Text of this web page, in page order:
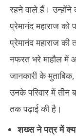
रहने वाले हैं। उन्होंने
प्रेमानंद महाराज
प्रेमानंद महाराज की
नफरत भरे माहौल में
जानकारी के
उनके परिवार में तीन
तक पढ़ाई की है।
शख्स ने पत्र में